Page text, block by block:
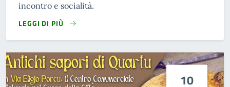
incontro e socialità.
LEGGI DI PIÙ
10